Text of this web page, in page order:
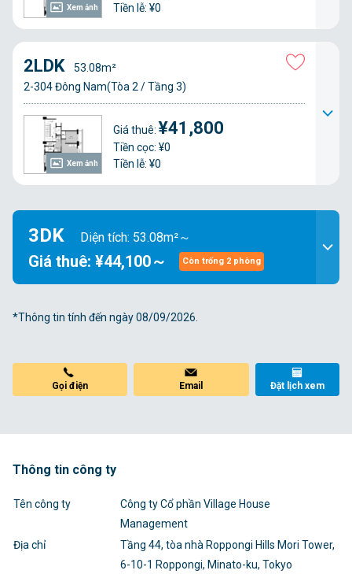
Xem ảnh
Tiền lễ: ¥0
Xem ảnh
2LDK
53.08m²
2-304 Đông Nam(Tòa 2 / Tầng 3)
Giá thuê: ¥41,800
Tiền cọc: ¥0
Tiền lễ: ¥0
3DK Diện tích: 53.08m²～
Giá thuê: ¥44,100～ Còn trống 2 phòng
*Thông tin tính đến ngày 08/09/2026.
Gọi điện Email Đặt lịch xem
Thông tin công ty
Tên công ty
Công ty Cổ phần Village House
Management
Địa chỉ
Tầng 44, tòa nhà Roppongi Hills Mori Tower,
6-10-1 Roppongi, Minato-ku, Tokyo